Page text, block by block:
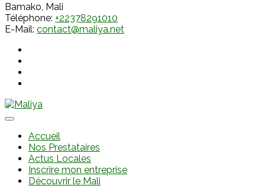
Bamako, Mali
Téléphone: +22378291010
E-Mail: contact@maliya.net
Accueil
Nos Prestataires
Actus Locales
Inscrire mon entreprise
Découvrir le Mali